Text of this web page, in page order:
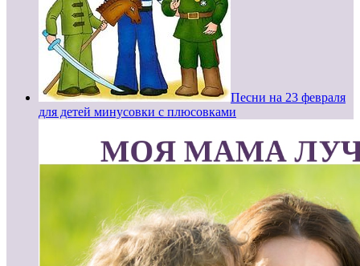
Песни на 23 февраля
для детей минусовки с плюсовками